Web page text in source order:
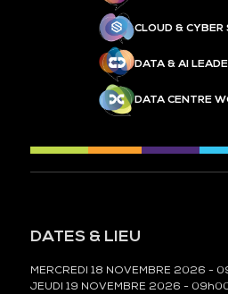
CLOUD & CYBER
DATA & AI
DATA CENTRE
DATES & LIEU
MERCREDI 18 NOVEMBRE 2026 -
JEUDI 19 NOVEMBRE 2026 -